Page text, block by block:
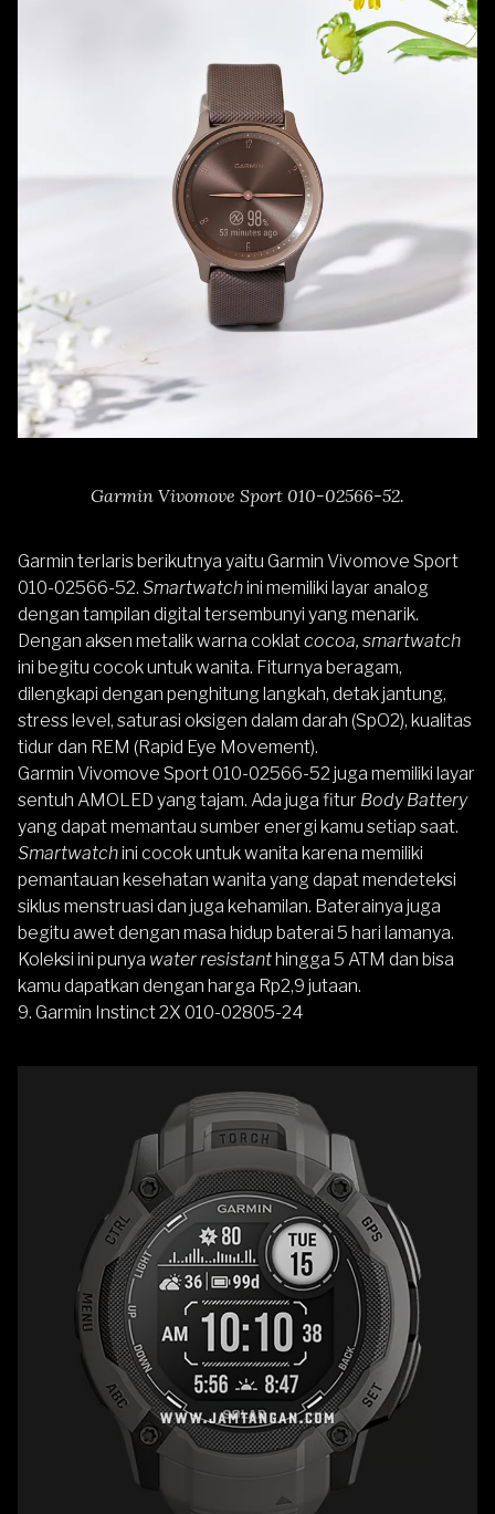
Garmin Vivomove Sport 010-02566-52.
Garmin terlaris berikutnya yaitu Garmin Vivomove Sport
010-02566-52. Smartwatchini memiliki layar analog
dengan tampilan digital tersembunyi yang menarik.
Dengan aksen metalik warna coklatcocoa, smartwatch
ini begitu cocok untuk wanita. Fiturnya beragam,
dilengkapi dengan penghitung langkah, detak jantung,
stress level, saturasi oksigen dalam darah (SpO2), kualitas
tidur dan REM (Rapid Eye Movement).
Garmin Vivomove Sport 010-02566-52 juga memiliki layar
sentuh AMOLED yang tajam. Ada juga fitur Body Battery
yang dapat memantau sumber energi kamu setiap saat.
Smartwatchini cocok untuk wanita karena memiliki
pemantauan kesehatan wanita yang dapat mendeteksi
siklus menstruasi dan juga kehamilan. Baterainya juga
begitu awet dengan masa hidup baterai 5 hari lamanya.
Koleksi ini punya water resistant hingga 5 ATM dan bisa
kamu dapatkan dengan harga Rp2,9 jutaan.
9. Garmin Instinct 2X 010-02805-24